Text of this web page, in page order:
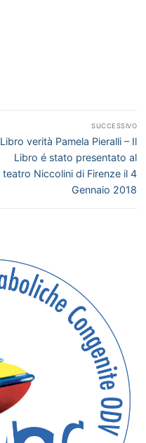
SUCCESSIVO
Articolo
successivo:
Libro verità Pamela Pieralli – Il
Libro é stato presentato al
teatro Niccolini di Firenze il 4
Gennaio 2018